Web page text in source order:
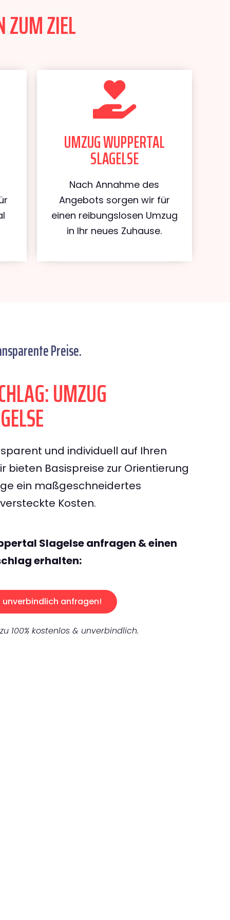
ZUM ZIEL
UMZUG WUPPERTAL
SLAGELSE
Nach Annahme des
Angebots sorgen wir für
einen reibungslosen Umzug
in Ihr neues Zuhause.
Preise.
UMZUG
und individuell auf Ihren
bieten Basispreise zur Orientierung
ein maßgeschneidertes
Kosten.
Slagelse anfragen & einen
erhalten:
unverbindlich anfragen!
100% kostenlos & unverbindlich.